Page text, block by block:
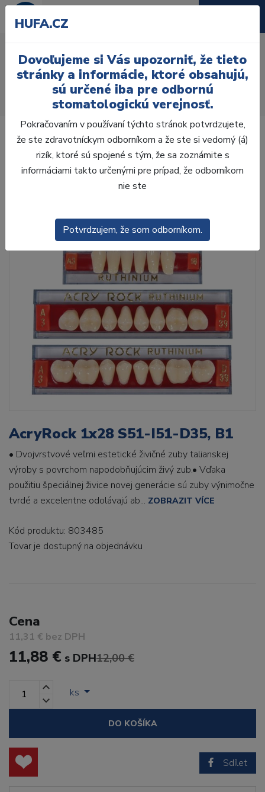
D35, B1
Zuby
AcryRock
AcryRock 1x28 S51-I51-D35, B1
AcryRock 1x28 S51-I51-D35, B1
• Dvojvrstvové veľmi estetické živičné zuby talianskej
výroby s povrchom napodobňujúcim živý zub.• Vďaka
použitiu špeciálnej živice novej generácie sú zuby výnimočne
tvrdé a excelentne odolávajú ab... ZOBRAZIT VÍCE
Kód produktu: 803485
Tovar je dostupný na objednávku
Cena
11,31 € bez DPH
11,88 € s DPH12,00 €
ks
DO KOŠÍKA
Sdílet
HUFA.CZ
Dovoľujeme si Vás upozorniť, že tieto
stránky a informácie, ktoré obsahujú,
sú určené iba pre odbornú
stomatologickú verejnosť.
Pokračovaním v používaní týchto stránok potvrdzujete,
že ste zdravotníckym odborníkom a že ste si vedomý (á)
rizík, ktoré sú spojené s tým, že sa zoznámite s
informáciami takto určenými pre prípad, že odborníkom
nie ste
Potvrdzujem, že som odborníkom.